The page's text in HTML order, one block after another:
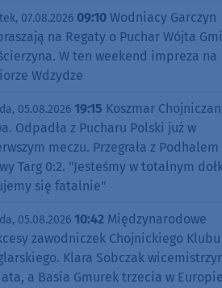
07.08.2026 09:10 Wodniacy Garczyn
na Regaty o Puchar Wójta
W ten weekend impreza na
Wdzydze
05.08.2026 19:15 Koszmar
Odpadła z Pucharu Polski już w
meczu. Przegrała z Podhalem
Targ 0:2. "Jesteśmy w totalnym
się fatalnie"
05.08.2026 10:42 Międzynarodowe
zawodniczek Chojnickiego Klubu
Klara Sobczak
a Basia Gmurek trzecia w